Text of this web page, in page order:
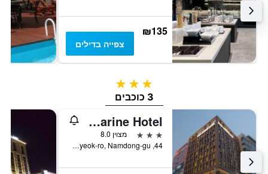
₪135
צפייה בדילים
3 כוכבים
3 כוכבים
Park Marine Hotel
3 כוכבים
מצוין 8.0
44, Soraeyeok-ro, Namdong-gu, אינצ'ון, דרום קוריאה